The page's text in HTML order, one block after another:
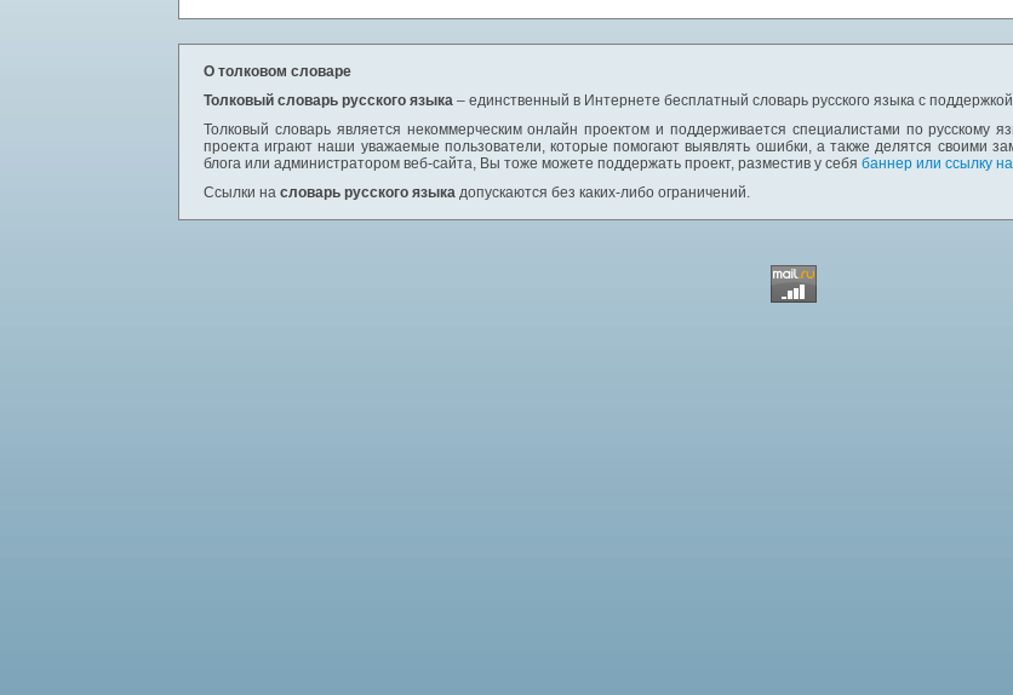
О толковом словаре
Толковый словарь русского языка – единственный в Интернете бесплатный словарь русского языка с
Толковый словарь является некоммерческим онлайн проектом и поддерживается специалистами по русскому
проекта играют наши уважаемые пользователи, которые помогают выявлять ошибки, а также делятся своими
блога или администратором веб-сайта, Вы тоже можете поддержать проект, разместив у себя баннер или ссылку
Ссылки на словарь русского языка допускаются без каких-либо ограничений.